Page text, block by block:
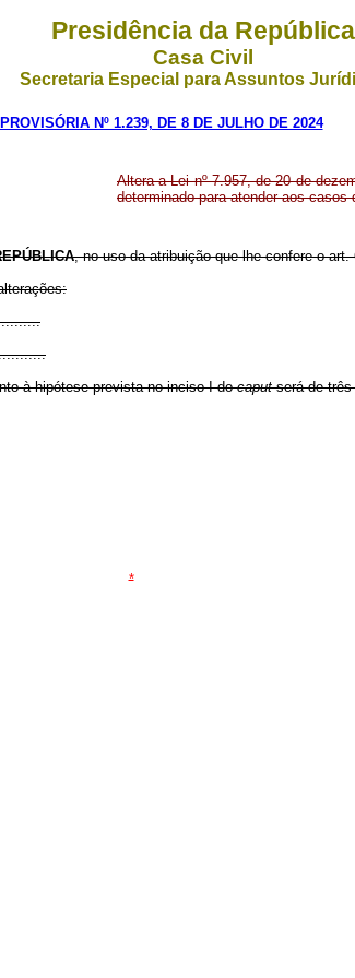
Presidência da República
Casa Civil
Secretaria Especial para Assuntos
Nº 1.239, DE 8 DE JULHO DE 2024
Altera a Lei nº 7.957, de 20 de
determinado para atender aos
, no uso da atribuição que lhe confere o
à hipótese prevista no inciso I docaputserá de três
*